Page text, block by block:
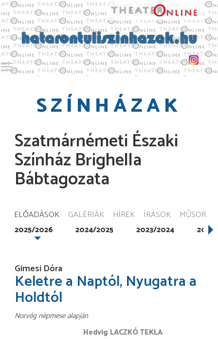
Toggle main menu visibility
SZÍNHÁZAK
Szatmárnémeti Északi
Színház Brighella
Bábtagozata
ELŐADÁSOK GALÉRIÁK HÍREK ÍRÁSOK MŰSOR
2025/2026 2024/2025 2023/2024
Gimesi Dóra
Keletre a Naptól, Nyugatra a
Holdtól
Norvég népmese alapján
Hedvig LACZKÓ TEKLA